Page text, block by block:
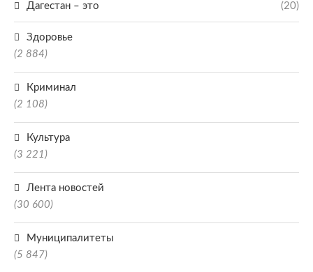
Дагестан – это (20)
Здоровье
(2 884)
Криминал
(2 108)
Культура
(3 221)
Лента новостей
(30 600)
Муниципалитеты
(5 847)